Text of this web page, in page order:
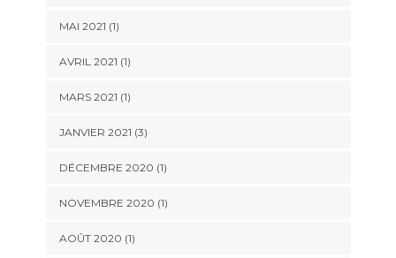
MAI 2021 (1)
AVRIL 2021 (1)
MARS 2021 (1)
JANVIER 2021 (3)
DÉCEMBRE 2020 (1)
NOVEMBRE 2020 (1)
AOÛT 2020 (1)